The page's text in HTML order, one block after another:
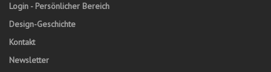
Login - Persönlicher Bereich
Design-Geschichte
Kontakt
Newsletter